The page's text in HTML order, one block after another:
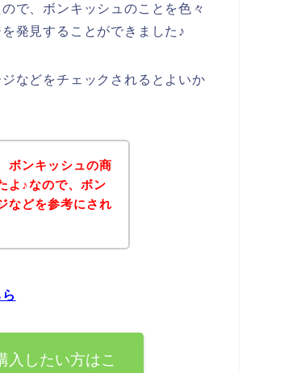
で、ボンキッシュのことを色々
発見することができました♪
などをチェックされるとよいか
ボンキッシュの商
よ♪なので、ボン
などを参考にされ
入したい方はこ